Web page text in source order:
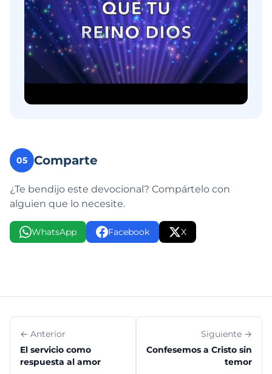
05 Comparte
¿Te bendijo este devocional? Compártelo con
alguien que lo necesite.
WhatsApp Facebook X
← Anterior
El servicio como
respuesta al amor
Siguiente →
Confesemos a Cristo sin
temor